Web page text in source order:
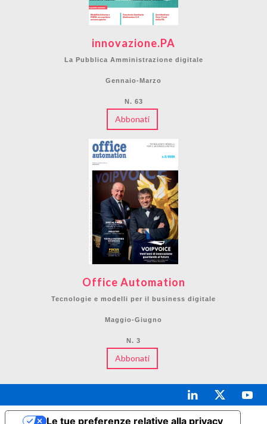
innovazione.PA
La Pubblica Amministrazione digitale
Gennaio-Marzo
N. 63
Abbonati
Office Automation
Tecnologie e modelli per il business digitale
Maggio-Giugno
N. 3
Abbonati
Le tue preferenze relative alla privacy